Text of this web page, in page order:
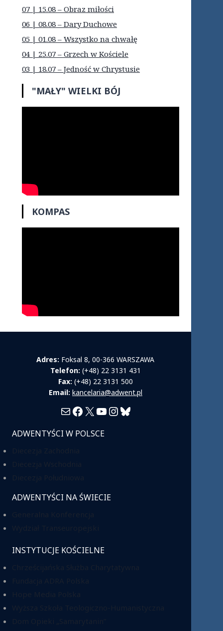
07 | 15.08 – Obraz miłości
06 | 08.08 – Dary Duchowe
05 | 01.08 – Wszystko na chwałę
04 | 25.07 – Grzech w Kościele
03 | 18.07 – Jedność w Chrystusie
"MAŁY" WIELKI BÓJ
KOMPAS
Adres: Foksal 8, 00-366 WARSZAWA
Telefon: (+48) 22 3131 431
Fax: (+48) 22 3131 500
Email: kancelaria@adwent.pl
MailFacebook
X YouTube
Instagram
Bluesky
ADWENTYŚCI W POLSCE
ADWENTYŚCI NA ŚWIECIE
INSTYTUCJE KOŚCIELNE